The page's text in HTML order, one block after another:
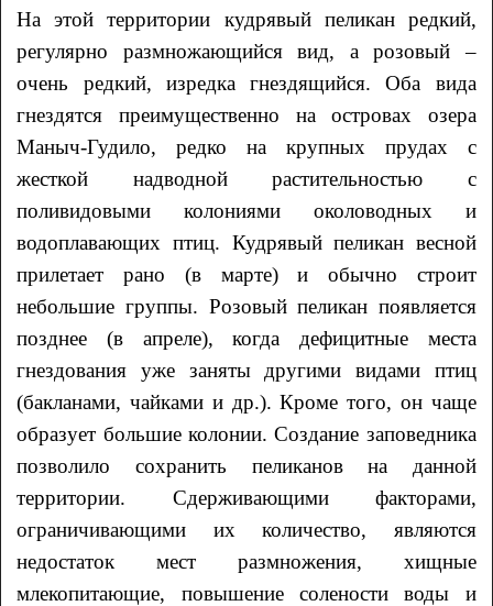
На этой территории кудрявый пеликан редкий,
регулярно размножающийся вид, а розовый –
очень редкий, изредка гнездящийся. Оба вида
гнездятся преимущественно на островах озера
Маныч-Гудило, редко на крупных прудах с
жесткой надводной растительностью с
поливидовыми колониями околоводных и
водоплавающих птиц. Кудрявый пеликан весной
прилетает рано (в марте) и обычно строит
небольшие группы. Розовый пеликан появляется
позднее (в апреле), когда дефицитные места
гнездования уже заняты другими видами птиц
(бакланами, чайками и др.). Кроме того, он чаще
образует большие колонии. Создание заповедника
позволило сохранить пеликанов на данной
территории. Сдерживающими факторами,
ограничивающими их количество, являются
недостаток мест размножения, хищные
млекопитающие, повышение солености воды и